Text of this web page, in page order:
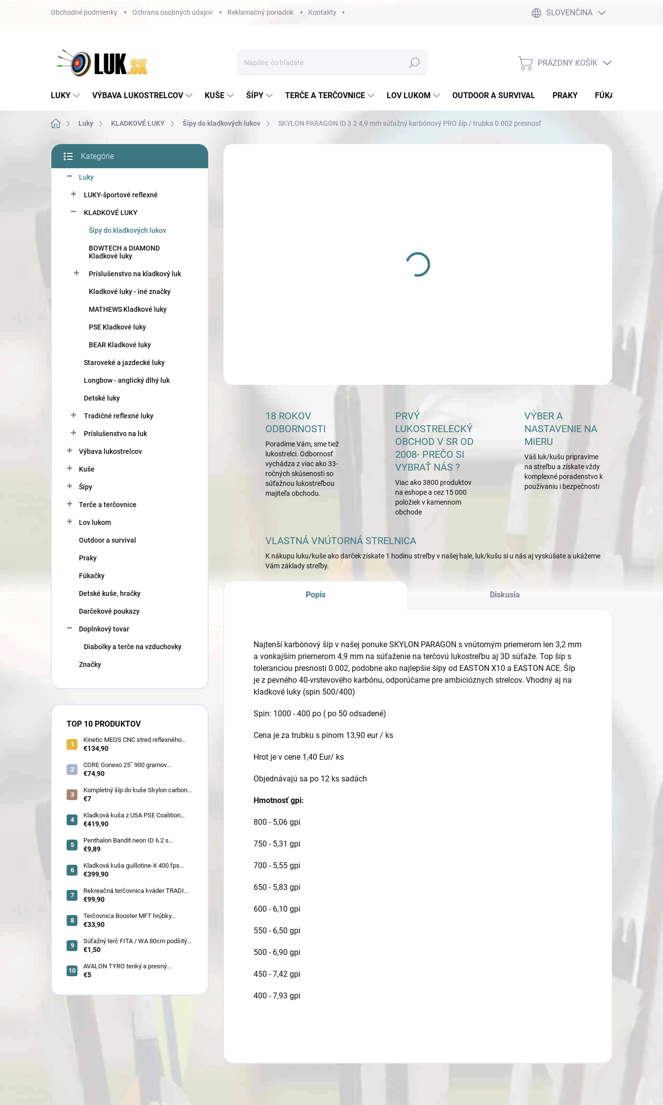
Obchodné podmienky Ochrana osobných údajov Reklamačný poriadok Kontakty SLOVENČINA
Hľadať
NÁKUPNÝ
PRÁZDNY KOŠÍK
LUKY VÝBAVA LUKOSTRELCOV KUŠE ŠÍPY TERČE A TERČOVNICE LOV LUKOM OUTDOOR A SURVIVAL PRAKY FÚKAČKY
DomovLuky KLADKOVÉ LUKY Šípy do kladkových lukov SKYLON PARAGON ID 3.2 4,9 mm súťažný karbónový PRO šíp / trubka 0.002 presnosť
B
č
kategórie
Kategórie
Luky
LUKY-športové reflexné
KLADKOVÉ LUKY
Šípy do kladkových lukov
BOWTECH a DIAMOND
Kladkové luky
Príslušenstvo na kladkový luk
Kladkové luky - iné značky
MATHEWS Kladkové luky
PSE Kladkové luky
BEAR Kladkové luky
Staroveké a jazdecké luky
Longbow - anglický dlhý luk
Detské luky
Tradičné reflexné luky
Príslušenstvo na luk
Výbava lukostrelcov
Kuše
Šípy
Terče a terčovnice
Lov lukom
Outdoor a survival
Praky
Fúkačky
Detské kuše, hračky
Darčekové poukazy
Doplnkový tovar
Diabolky a terče na vzduchovky
Značky
TOP 10 PRODUKTOV
Kinetic MEOS CNC stred reflexného
luku 21˝ pre deti 900 gramov
€134,90
CORE Gonexo 25˝ 900 gramov
jednofarebný (ľahký stred pre mužov,
!!
€74,90
Kompletný šíp do kuše Skylon carbon
3K z pevného karbónu v rozmeroch
quill a diablo
€7
Kladková kuša z USA PSE Coalition
frontier 380 fps (80178) - superakcia !
€419,90
Penthalon Bandit neon ID 6.2 s
prírodnými letkami
€9,89
Kladková kuša guillotine-X 400 fps
camo so zabudovaným nášľapom
€399,90
Rekreačná terčovnica kváder TRADI
80x80x22 cm (6132)
€99,90
Terčovnica Booster MFT hrúbky
7cm/11cm/17cm
€33,90
Súťažný terč FITA / WA 80cm podšitý
(6005)
€1,50
AVALON TYRO tenký a presný
€5
DETAILNÉ INFORMÁCIE
18 ROKOV
ODBORNOSTI
Poradíme Vám, sme tiež
lukostrelci. Odbornosť
vychádza z viac ako 33-
ročných skúsenosti so
súťažnou lukostreľbou
majiteľa obchodu.
PRVÝ
LUKOSTRELECKÝ
OBCHOD V SR OD
2008- PREČO SI
VYBRAŤ NÁS ?
Viac ako 3800 produktov
na eshope a cez 15 000
položiek v kamennom
obchode
VÝBER A
NASTAVENIE NA
MIERU
Váš luk/kušu pripravíme
na streľbu a získate vždy
komplexné poradenstvo k
používaniu i bezpečnosti
VLASTNÁ VNÚTORNÁ STRELNICA
K nákupu luku/kuše ako darček získate 1 hodinu streľby v našej hale, luk/kušu si u nás aj vyskúšate a ukážeme
Vám základy streľby.
Popis Diskusia
Najtenší karbónový šíp v našej ponuke SKYLON PARAGON s vnútorným priemerom len 3,2 mm
a vonkajším priemerom 4,9 mm na súťaženie na terčovú lukostreľbu aj 3D súťaže. Top šíp s
toleranciou presnosti 0.002, podobne ako najlepšie šípy od EASTON X10 a EASTON ACE. Šíp
je z pevného 40-vrstevového karbónu, odporúčame pre ambicióznych strelcov. Vhodný aj na
kladkové luky (spin 500/400)
Spin: 1000 - 400 po ( po 50 odsadené)
Cena je za trubku s pinom 13,90 eur / ks
Hrot je v cene 1,40 Eur/ ks
Objednávajú sa po 12 ks sadách
Hmotnosť gpi:
800 - 5,06 gpi
750 - 5,31 gpi
700 - 5,55 gpi
650 - 5,83 gpi
600 - 6,10 gpi
550 - 6,50 gpi
500 - 6,90 gpi
450 - 7,42 gpi
400 - 7,93 gpi